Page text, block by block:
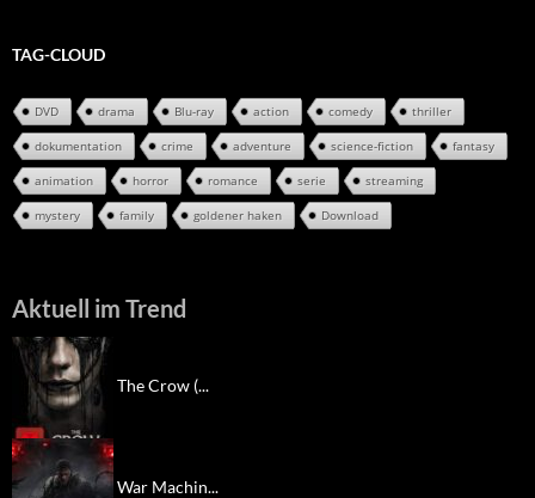
TAG-CLOUD
DVD drama Blu-ray action comedy thriller
dokumentation crime adventure science-fiction fantasy
animation horror romance serie streaming
mystery family goldener haken Download
Aktuell im Trend
The Crow (...
War Machin...